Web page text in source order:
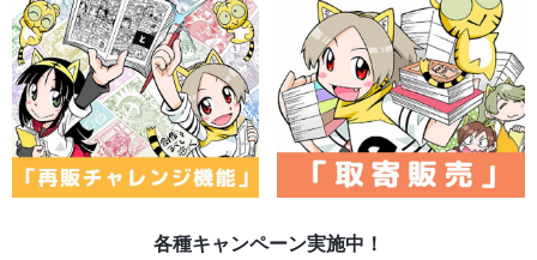
各種キャンペーン実施中！